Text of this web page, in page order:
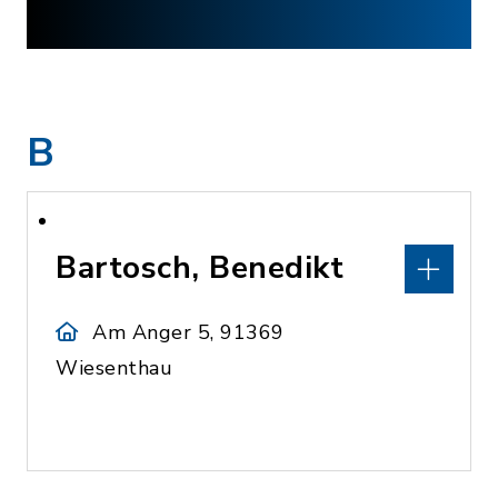
B
Bartosch, Benedikt
Am Anger 5, 91369
Wiesenthau